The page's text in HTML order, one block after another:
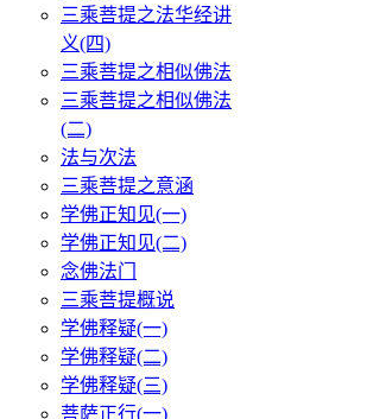
三乘菩提之法华经讲
义(四)
三乘菩提之相似佛法
三乘菩提之相似佛法
(二)
法与次法
三乘菩提之意涵
学佛正知见(一)
学佛正知见(二)
念佛法门
三乘菩提概说
学佛释疑(一)
学佛释疑(二)
学佛释疑(三)
菩萨正行(一)